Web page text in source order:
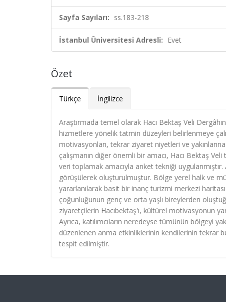
Sayfa Sayıları: ss.183-218
İstanbul Üniversitesi Adresli: Evet
Özet
Türkçe İngilizce
Araştırmada temel olarak Hacı Bektaş Veli
hizmetlere yönelik tatmin düzeyleri belirlenmeye
motivasyonları, tekrar ziyaret niyetleri ve
çalışmanın diğer önemli bir amacı, Hacı Bektaş
veri toplamak amacıyla anket tekniği
görüşülerek oluşturulmuştur. Bölge yerel halk ve
yararlanılarak basit bir inanç turizmi merkezi
çoğunluğunun genç ve orta yaşlı bireylerden
ziyaretçilerin Hacıbektaş'ı, kültürel motivasyonun
Ayrıca, katılımcıların neredeyse tümünün bölgeyi
düzenlenen anma etkinliklerinin kendilerinin tekrar
tespit edilmiştir.